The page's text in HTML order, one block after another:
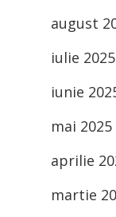
august
iulie 2025
iunie
mai 2025
aprilie
martie